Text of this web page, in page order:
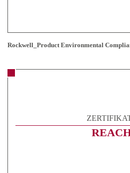
Rockwell_Product Environmental